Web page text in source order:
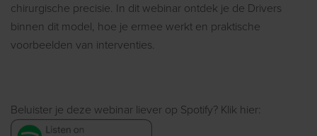
chirurgische precisie. In dit webinar ontdek je de Drivers
binnen dit model, hoe je ermee werkt en praktische
voorbeelden van interventies.
Beluister je deze webinar liever op Spotify? Klik hier: